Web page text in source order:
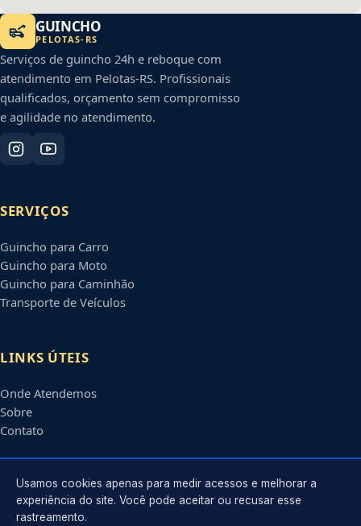
GUINCHO
PELOTAS- RS
Serviços de guincho 24h e reboque com
atendimento em Pelotas-RS. Profissionais
qualificados, orçamento sem compromisso
e agilidade no atendimento.
SERVIÇOS
Guincho para Carro
Guincho para Moto
Guincho para Caminhão
Transporte de Veículos
LINKS ÚTEIS
Onde Atendemos
Sobre
Contato
CONTATO
Atendimento em
Usamos cookies apenas para medir acessos e melhorar a
experiência do site. Você pode aceitar ou recusar esse
rastreamento.